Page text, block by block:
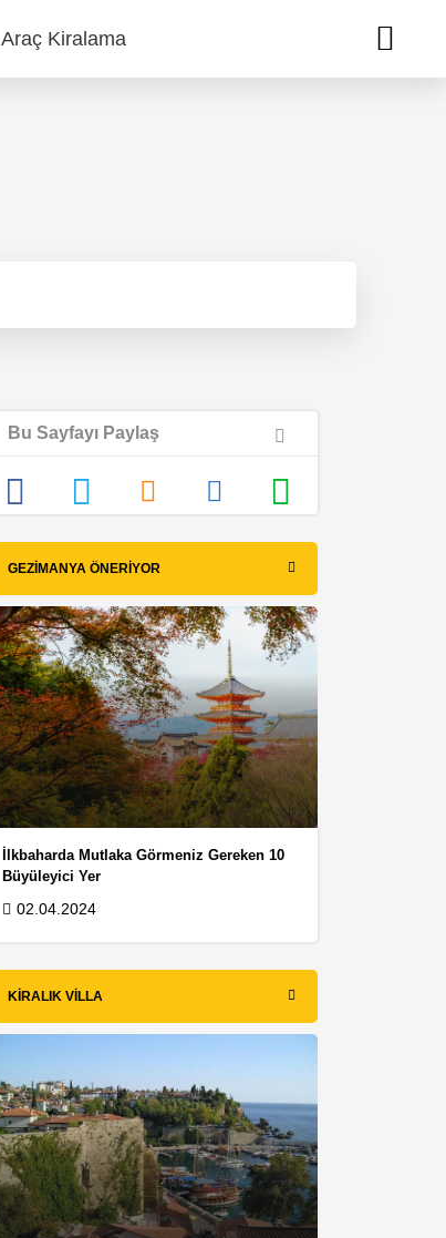
Araç Kiralama
Bu Sayfayı Paylaş
GEZIMANYA ÖNERIYOR
İlkbaharda Mutlaka Görmeniz Gereken 10
Büyüleyici Yer
02.04.2024
KIRALIK VILLA